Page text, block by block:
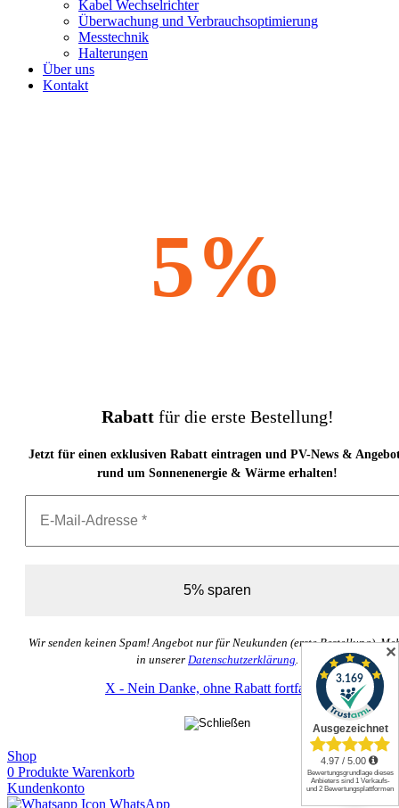
Kabel Wechselrichter
Überwachung und Verbrauchsoptimierung
Messtechnik
Halterungen
Über uns
Kontakt
5%
Rabattfür die erste Bestellung!
Jetzt für einen exklusiven Rabatt eintragen und PV-News &
rund um Sonnenenergie & Wärme erhalten!
Wir senden keinen Spam! Angebot nur für Neukunden (erste Bestellung).
in unserer Datenschutzerklärung
X - Nein Danke, ohne Rabatt fortfahren
Shop
0 Produkte Warenkorb
Kundenkonto
WhatsApp
✕